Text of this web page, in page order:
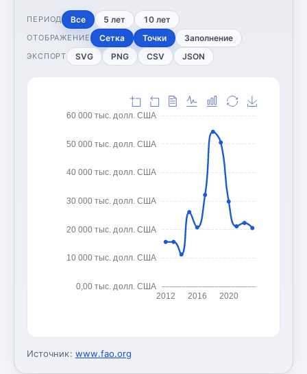
ПЕРИОД Все 5 лет 10 лет
ОТОБРАЖЕНИЕ Сетка Точки Заполнение
ЭКСПОРТ SVG PNG CSV JSON
0,00 тыс. долл. США
10 000 тыс. долл. США
20 000 тыс. долл. США
30 000 тыс. долл. США
40 000 тыс. долл. США
50 000 тыс. долл. США
60 000 тыс. долл. США
2012 2016 2020
Источник: www.fao.org